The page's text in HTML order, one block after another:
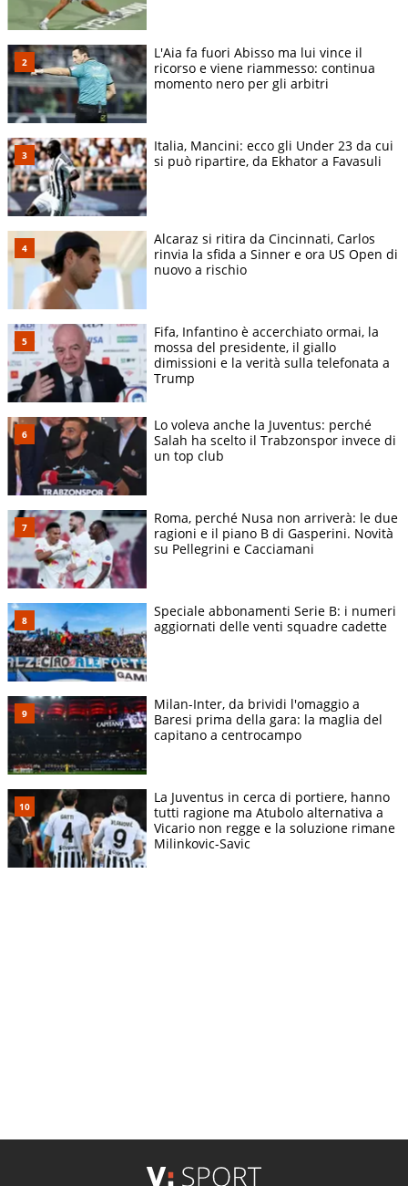
L'Aia fa fuori Abisso ma lui vince il
ricorso e viene riammesso: continua
momento nero per gli arbitri
Italia, Mancini: ecco gli Under 23 da cui
si può ripartire, da Ekhator a Favasuli
Alcaraz si ritira da Cincinnati, Carlos
rinvia la sfida a Sinner e ora US Open di
nuovo a rischio
Fifa, Infantino è accerchiato ormai, la
mossa del presidente, il giallo
dimissioni e la verità sulla telefonata a
Trump
Lo voleva anche la Juventus: perché
Salah ha scelto il Trabzonspor invece di
un top club
Roma, perché Nusa non arriverà: le due
ragioni e il piano B di Gasperini. Novità
su Pellegrini e Cacciamani
Speciale abbonamenti Serie B: i numeri
aggiornati delle venti squadre cadette
Milan-Inter, da brividi l'omaggio a
Baresi prima della gara: la maglia del
capitano a centrocampo
La Juventus in cerca di portiere, hanno
tutti ragione ma Atubolo alternativa a
Vicario non regge e la soluzione rimane
Milinkovic-Savic